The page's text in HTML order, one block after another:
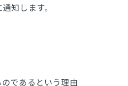
知します。
であるという理由